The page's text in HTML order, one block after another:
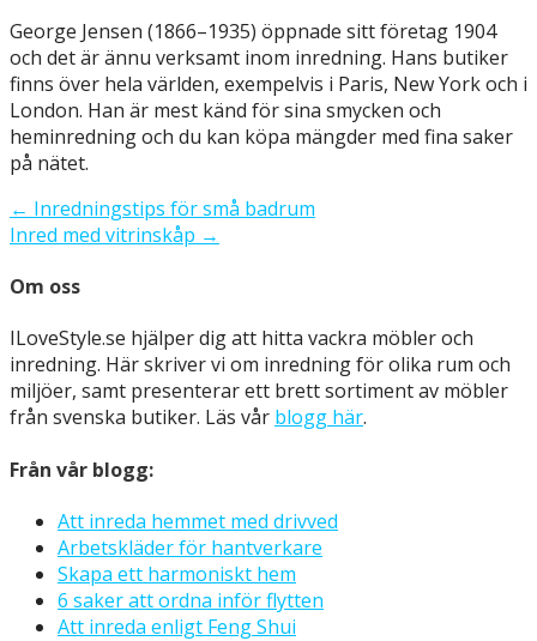
George Jensen (1866–1935) öppnade sitt företag 1904
och det är ännu verksamt inom inredning. Hans butiker
finns över hela världen, exempelvis i Paris, New York och i
London. Han är mest känd för sina smycken och
heminredning och du kan köpa mängder med fina saker
på nätet.
Inläggsnavigering
← Inredningstips för små badrum
Inred med vitrinskåp →
Om oss
ILoveStyle.se hjälper dig att hitta vackra möbler och
inredning. Här skriver vi om inredning för olika rum och
miljöer, samt presenterar ett brett sortiment av möbler
från svenska butiker. Läs vår blogg här.
Från vår blogg:
Att inreda hemmet med drivved
Arbetskläder för hantverkare
Skapa ett harmoniskt hem
6 saker att ordna inför flytten
Att inreda enligt Feng Shui